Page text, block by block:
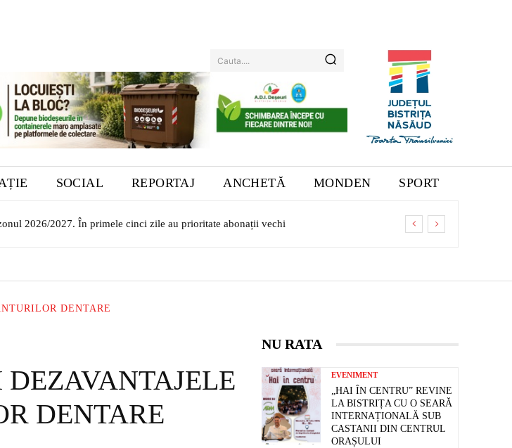
Cauta....
SOCIAL REPORTAJ ANCHETĂ MONDEN SPORT
2026/2027. În primele cinci zile au prioritate abonații vechi
Vernisajul are loc în 7 august
DENTARE
DENTARE
NU RATA
EVENIMENT
„HAI ÎN CENTRU” REVINE
LA BISTRIȚA CU O SEARĂ
INTERNAȚIONALĂ SUB
CASTANII DIN CENTRUL
ORAȘULUI